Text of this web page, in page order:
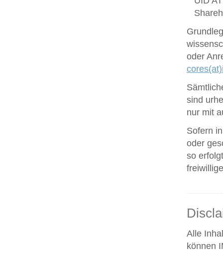
oder
sind
nur mit
Sofern
oder
so
Alle
können